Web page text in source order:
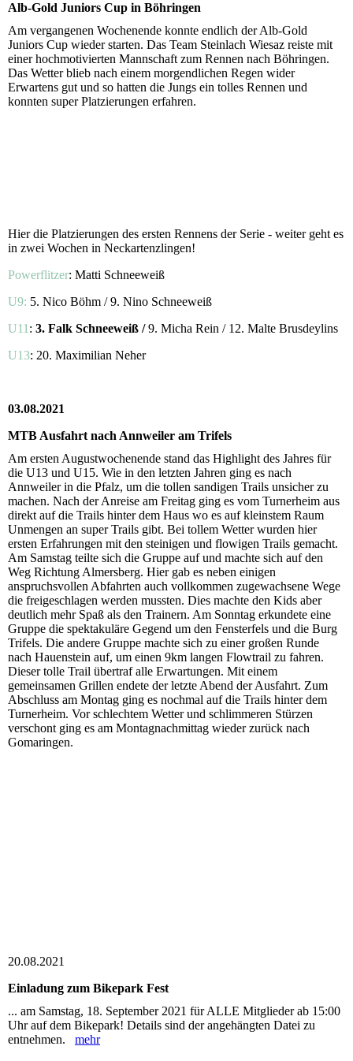
Alb-Gold Juniors Cup in Böhringen
Am vergangenen Wochenende konnte endlich der Alb-Gold
Juniors Cup wieder starten. Das Team Steinlach Wiesaz reiste mit
einer hochmotivierten Mannschaft zum Rennen nach Böhringen.
Das Wetter blieb nach einem morgendlichen Regen wider
Erwartens gut und so hatten die Jungs ein tolles Rennen und
konnten super Platzierungen erfahren.
Hier die Platzierungen des ersten Rennens der Serie - weiter geht es
in zwei Wochen in Neckartenzlingen!
Powerflitzer: Matti Schneeweiß
U9: 5. Nico Böhm / 9. Nino Schneeweiß
U11 : 3. Falk Schneeweiß /9. Micha Rein / 12. Malte Brusdeylins
U13: 20. Maximilian Neher
03.08.2021
MTB Ausfahrt nach Annweiler am Trifels
Am ersten Augustwochenende stand das Highlight des Jahres für
die U13 und U15. Wie in den letzten Jahren ging es nach
Annweiler in die Pfalz, um die tollen sandigen Trails unsicher zu
machen. Nach der Anreise am Freitag ging es vom Turnerheim aus
direkt auf die Trails hinter dem Haus wo es auf kleinstem Raum
Unmengen an super Trails gibt. Bei tollem Wetter wurden hier
ersten Erfahrungen mit den steinigen und flowigen Trails gemacht.
Am Samstag teilte sich die Gruppe auf und machte sich auf den
Weg Richtung Almersberg. Hier gab es neben einigen
anspruchsvollen Abfahrten auch vollkommen zugewachsene Wege
die freigeschlagen werden mussten. Dies machte den Kids aber
deutlich mehr Spaß als den Trainern. Am Sonntag erkundete eine
Gruppe die spektakuläre Gegend um den Fensterfels und die Burg
Trifels. Die andere Gruppe machte sich zu einer großen Runde
nach Hauenstein auf, um einen 9km langen Flowtrail zu fahren.
Dieser tolle Trail übertraf alle Erwartungen. Mit einem
gemeinsamen Grillen endete der letzte Abend der Ausfahrt. Zum
Abschluss am Montag ging es nochmal auf die Trails hinter dem
Turnerheim. Vor schlechtem Wetter und schlimmeren Stürzen
verschont ging es am Montagnachmittag wieder zurück nach
Gomaringen.
20.08.2021
Einladung zum Bikepark Fest
... am Samstag, 18. September 2021 für ALLE Mitglieder ab 15:00
Uhr auf dem Bikepark! Details sind der angehängten Datei zu
entnehmen. mehr